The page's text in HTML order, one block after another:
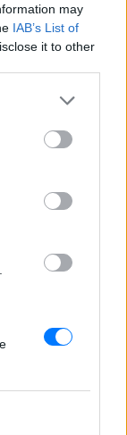
may
IAB’s List of
it to other